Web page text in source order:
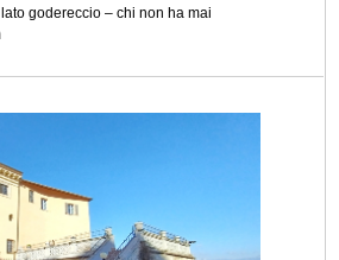
godereccio – chi non ha mai